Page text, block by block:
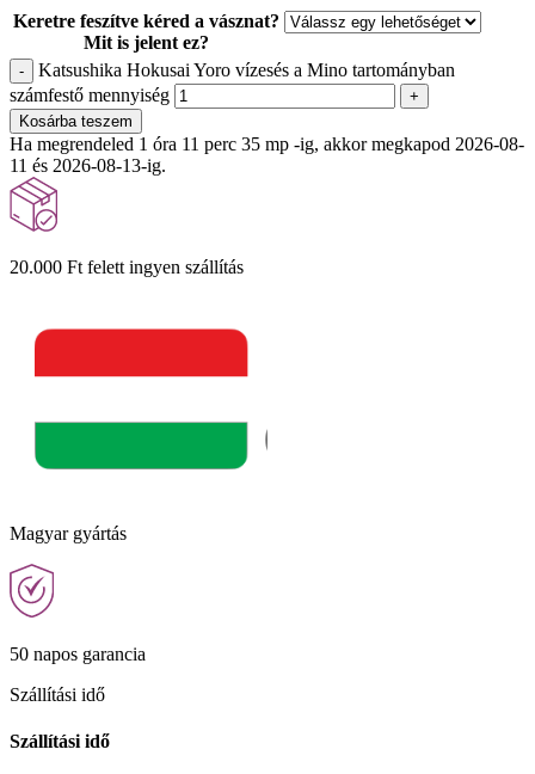
Keretre feszítve kéred a vásznat?
Mit is jelent ez?
-
Katsushika Hokusai Yoro vízesés a Mino tartományban
számfestő mennyiség
+
Kosárba teszem
Ha megrendeled 1 óra 11 perc 34 mp -ig, akkor megkapod 2026-08-
11 és 2026-08-13-ig.
20.000 Ft felett ingyen szállítás
Magyar gyártás
50 napos garancia
Szállítási idő
Szállítási idő